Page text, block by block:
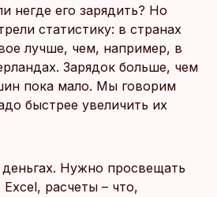
негде его зарядить? Но
статистику: в странах
лучше, чем, например, в
Зарядок больше, чем
пока мало. Мы говорим
быстрее увеличить их
Нужно просвещать
расчеты – что,